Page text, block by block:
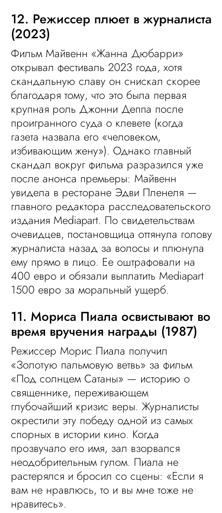
12. Режиссер плюет в журналиста
(2023)
Фильм Майвенн «Жанна Дюбарри»
открывал фестиваль 2023 года, хотя
скандальную славу он снискал скорее
благодаря тому, что это была первая
крупная роль Джонни Деппа после
проигранного суда о клевете (когда
газета назвала его «человеком,
избивающим жену»). Однако главный
скандал вокруг фильма разразился уже
после анонса премьеры: Майвенн
увидела в ресторане Эдви Пленеля —
главного редактора расследовательского
издания Mediapart. По свидетельствам
очевидцев, постановщица оттянула голову
журналиста назад за волосы и плюнула
ему прямо в лицо. Ее оштрафовали на
400 евро и обязали выплатить Mediapart
1500 евро за моральный ущерб.
11. Мориса Пиала освистывают во
время вручения награды (1987)
Режиссер Морис Пиала получил
«Золотую пальмовую ветвь» за фильм
«Под солнцем Сатаны» — историю о
священнике, переживающем
глубочайший кризис веры. Журналисты
окрестили эту победу одной из самых
спорных в истории кино. Когда
прозвучало его имя, зал взорвался
неодобрительным гулом. Пиала не
растерялся и бросил со сцены: «Если я
вам не нравлюсь, то и вы мне тоже не
нравитесь».